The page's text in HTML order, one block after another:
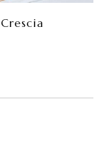
Crescia